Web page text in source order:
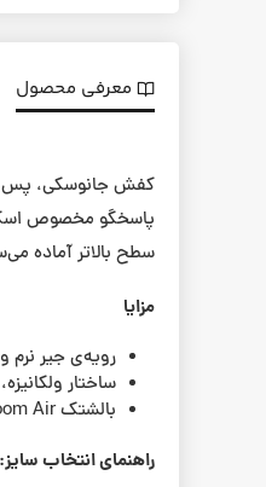
معرفی محصول
کفش جانوسکی، پس
پاسخگو مخصوص
سطح بالاتر آماده
مزایا
رویه‌ی جیر نرم
ساختار
بالشتک Zoom Air پرانرژی و سریع عمل می‌کند و به شما حسی سبک و آماده‌ی پرش می‌دهد.
راهنمای انتخاب سایز: